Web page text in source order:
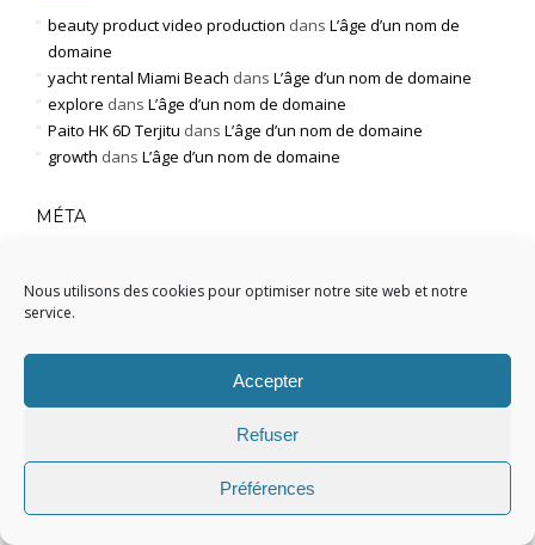
Nous utilisons des cookies pour optimiser notre site web et notre
service.
Accepter
Refuser
Préférences
beauty product video production dans L’âge d’un nom de
domaine
yacht rental Miami Beach dans L’âge d’un nom de domaine
explore dans L’âge d’un nom de domaine
Paito HK 6D Terjitu dans L’âge d’un nom de domaine
growth dans L’âge d’un nom de domaine
MÉTA
Connexion
Site de WordPress-FR
FEATURED POSTS